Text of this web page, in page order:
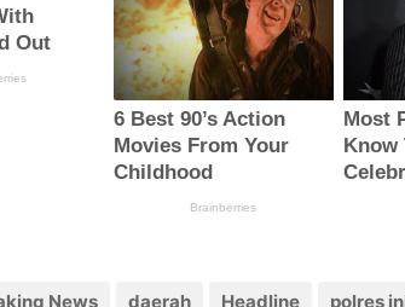
News daerah Headline polres